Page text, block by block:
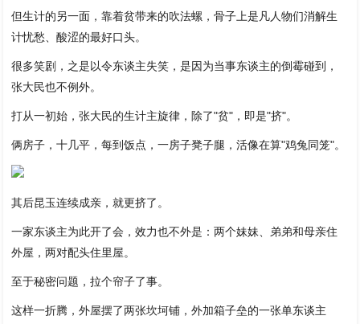
但生计的另一面，靠着贫带来的吹法螺，骨子上是凡人物们消解生
计忧愁、酸涩的最好口头。
很多笑剧，之是以令东谈主失笑，是因为当事东谈主的倒霉碰到，
张大民也不例外。
打从一初始，张大民的生计主旋律，除了"贫"，即是"挤"。
俩房子，十几平，每到饭点，一房子凳子腿，活像在算"鸡兔同笼"。
其后昆玉连续成亲，就更挤了。
一家东谈主为此开了会，效力也不外是：两个妹妹、弟弟和母亲住
外屋，两对配头住里屋。
至于秘密问题，拉个帘子了事。
这样一折腾，外屋摆了两张坎坷铺，外加箱子垒的一张单东谈主